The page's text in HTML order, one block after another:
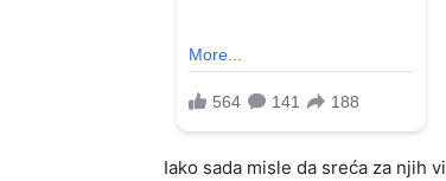
Iako sada misle da sreća za njih